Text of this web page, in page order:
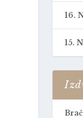
16.
15.